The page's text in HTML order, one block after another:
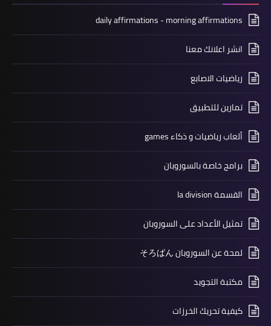
daily affirmations - morning affirmations
انشر اعلانك معنا
رياضيات الاصابع
تمارين للتطبيق
ألعاب رياضيات و ذكاء games
برامج خاصة بالسوروبان
القسمة la division
تمثيل الأعداد على السوروبان
لمحة عن السوروبان そろばん
مكتبة التجويد
كيفية تحريك الخرزات